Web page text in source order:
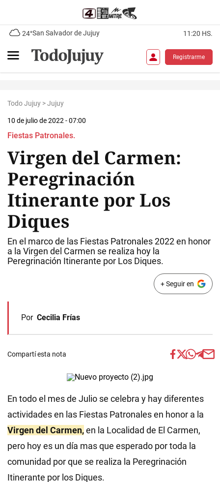
24°San Salvador de Jujuy 11:20 HS.
Registrarme
Todo Jujuy >Jujuy
10 de julio de 2022 - 07:00
Fiestas Patronales.
Virgen del Carmen:
Peregrinación
Itinerante por Los
Diques
En el marco de las Fiestas Patronales 2022 en honor
a la Virgen del Carmen se realiza hoy la
Peregrinación Itinerante por Los Diques.
+ Seguir en
Por Cecilia Frías
Compartí esta nota
En todo el mes de Julio se celebra y hay diferentes
actividades en las Fiestas Patronales en honor a la
Virgen del Carmen,en la Localidad de El Carmen,
pero hoy es un día mas que esperado por toda la
comunidad por que se realiza la Peregrinación
Itinerante por los Diques.